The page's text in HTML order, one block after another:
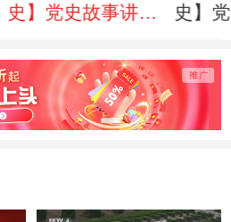
史】党史故事讲
样渡河作战的？
史】
作《
河》
鲜为